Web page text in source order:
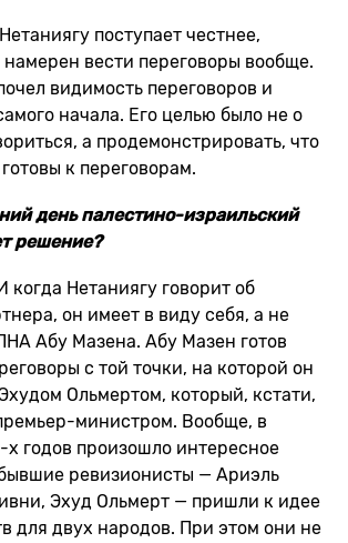
поступает честнее,
намерен вести переговоры вообще.
видимость переговоров и
начала. Его целью было не о
а продемонстрировать, что
к переговорам.
день палестино-израильский
решение?
когда Нетаниягу говорит об
он имеет в виду себя, а не
Абу Мазена. Абу Мазен готов
с той точки, на которой он
Ольмертом, который, кстати,
министром. Вообще, в
годов произошло интересное
ревизионисты — Ариэль
Эхуд Ольмерт — пришли к идее
для двух народов. При этом они не